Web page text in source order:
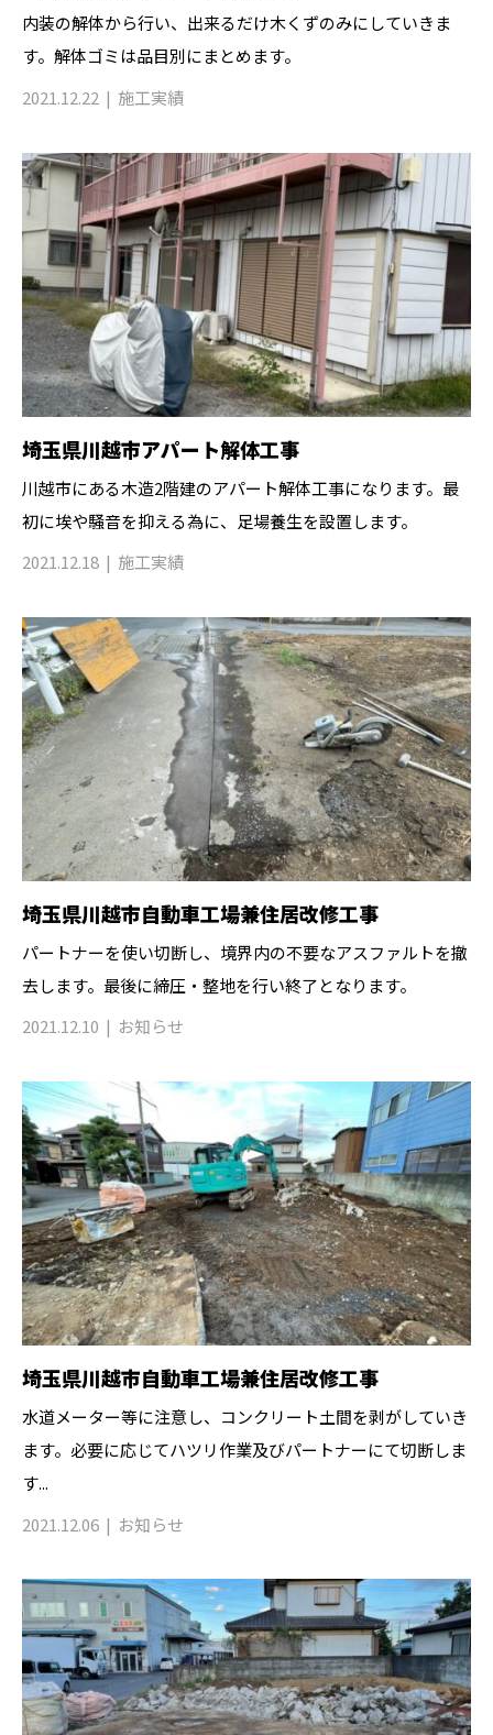
内装の解体から行い、出来るだけ木くずのみにしていきま
す。解体ゴミは品目別にまとめます。
2021.12.22
施工実績
埼玉県川越市アパート解体工事
川越市にある木造2階建のアパート解体工事になります。最
初に埃や騒音を抑える為に、足場養生を設置します。
2021.12.18
施工実績
埼玉県川越市自動車工場兼住居改修工事
パートナーを使い切断し、境界内の不要なアスファルトを撤
去します。最後に締圧・整地を行い終了となります。
2021.12.10
お知らせ
埼玉県川越市自動車工場兼住居改修工事
水道メーター等に注意し、コンクリート土間を剥がしていき
ます。必要に応じてハツリ作業及びパートナーにて切断しま
す...
2021.12.06
お知らせ